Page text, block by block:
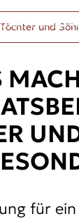
Töchter und
für